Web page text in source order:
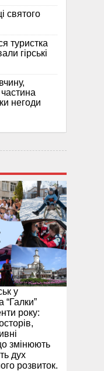
святого
туристка
гірські
негоди
у
“Галки”
року:
змінюють
дух
розвиток.